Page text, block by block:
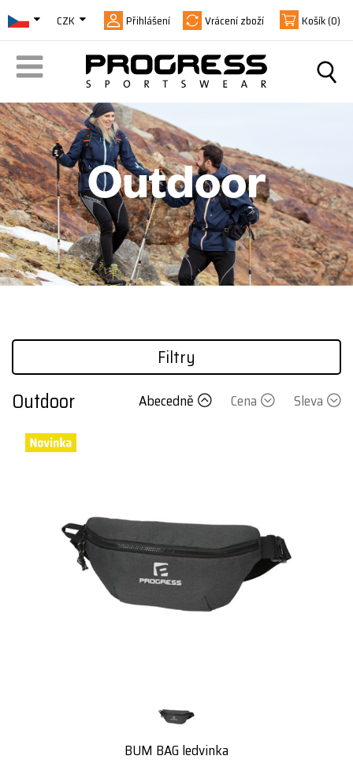
CZK Přihlášení Vrácení zboží Košík(0)
Outdoor
Filtry
Outdoor Abecedně Cena Sleva
BUM BAG ledvinka